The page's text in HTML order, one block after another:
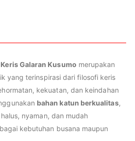
Galaran Kusumo merupakan
yang terinspirasi dari filosofi keris
kekuatan, dan keindahan
bahan katun berkualitas,
nyaman, dan mudah
kebutuhan busana maupun